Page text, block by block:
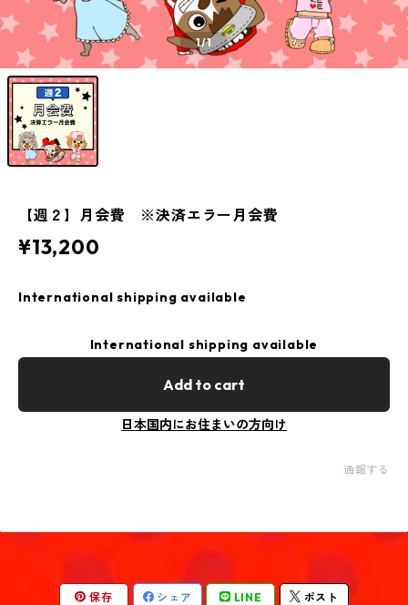
1/1
【週２】月会費 ※決済エラー月会費
¥13,200
International shipping available
International shipping available
Add to cart
日本国内にお住まいの方向け
通報する
保存 シェア LINE ポスト